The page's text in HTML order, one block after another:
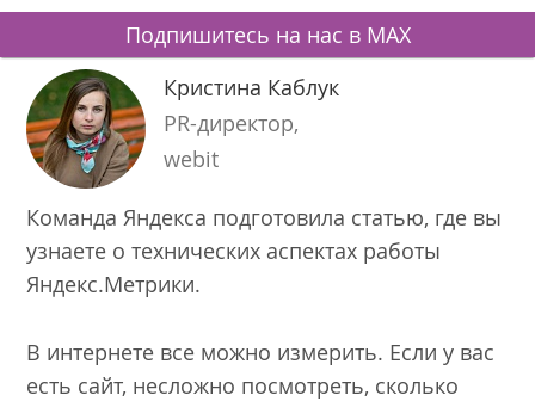
Подпишитесь на нас в MAX
Кристина Каблук
PR-директор,
webit
Команда Яндекса подготовила статью, где вы
узнаете о технических аспектах работы
Яндекс.Метрики.
В интернете все можно измерить. Если у вас
есть сайт, несложно посмотреть, сколько